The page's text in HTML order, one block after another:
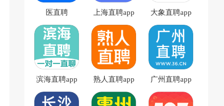
医直聘 上海直聘app 大象直聘app
滨海直聘app 熟人直聘app 广州直聘app